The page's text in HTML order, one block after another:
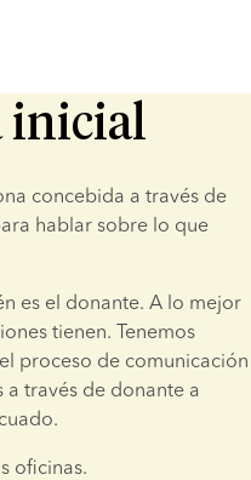
inicial
concebida a través de
hablar sobre lo que
es el donante. A lo mejor
tienen. Tenemos
proceso de comunicación
través de donante a
oficinas.